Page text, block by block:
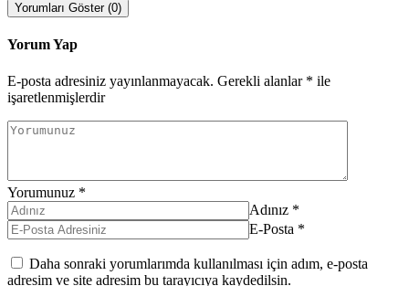
Yorumları Göster (0)
Yorum Yap
E-posta adresiniz yayınlanmayacak. Gerekli alanlar * ile
işaretlenmişlerdir
Yorumunuz *
Adınız *
E-Posta *
Daha sonraki yorumlarımda kullanılması için adım, e-posta
adresim ve site adresim bu tarayıcıya kaydedilsin.